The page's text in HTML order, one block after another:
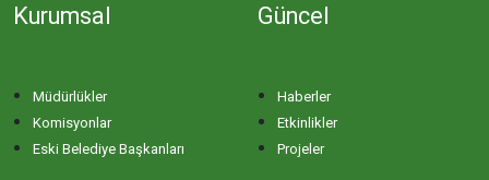
Kurumsal
Müdürlükler
Komisyonlar
Eski Belediye Başkanları
Güncel
Haberler
Etkinlikler
Projeler